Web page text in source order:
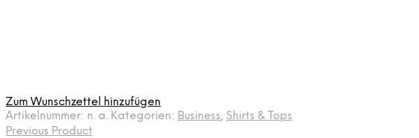
Zum Wunschzettel hinzufügen
Artikelnummer: n. a. Kategorien: Business, Shirts & Tops
Previous Product